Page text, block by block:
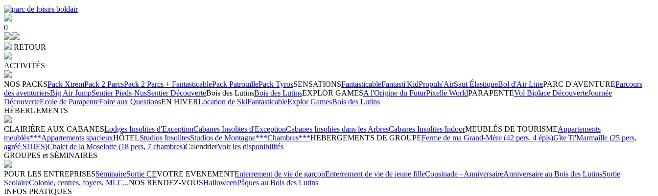
0
RETOUR
ACTIVITÉS
NOS PACKSPack XtremPack 2 ParcsPack 2 Parcs + FantasticablePack PatrouillePack TyrosSENSATIONSFantasticableFantasti'KidPropuls'AirSaut ÉlastiqueBol d'Air LinePARC D'AVENTUREParcours
des aventuriersBig Air JumpSentier Pieds-NusSentier DécouverteBois des LutinsBois des LutinsEXPLOR GAMESA l'Origine du FuturPixelle WorldPARAPENTEVol Biplace DécouverteJournée
DécouverteEcole de ParapenteFoire aux QuestionsEN HIVERLocation de SkiFantasticableExplor GamesBois des Lutins
HÉBERGEMENTS
CLAIRIÈRE AUX CABANESLodges Insolites d'ExceptionCabanes Insolites d'ExceptionCabanes Insolites dans les ArbresCabanes Insolites IndoorMEUBLÉS DE TOURISMEAppartements
meublés***Appartements spacieuxHÔTELStudios InsolitesStudios de Montagne***Chambres***HEBERGEMENTS DE GROUPEFerme de ma Grand-Mère (42 pers. 4 épis)Gîte Ti'Marmaille (25 pers,
agréé SDJES)Chalet de la Moselotte (18 pers, 7 chambres)CalendrierVoir les disponibilités
GROUPES et SÉMINAIRES
POUR LES ENTREPRISESSéminaireSortie CEVOTRE EVENEMENTEnterrement de vie de garçonEnterrement de vie de jeune filleCousinade - AnniversaireAnniversaire au Bois des LutinsSortie
ScolaireColonie, centres, foyers, MLC...NOS RENDEZ-VOUSHalloweenPâques au Bois des Lutins
INFOS PRATIQUES